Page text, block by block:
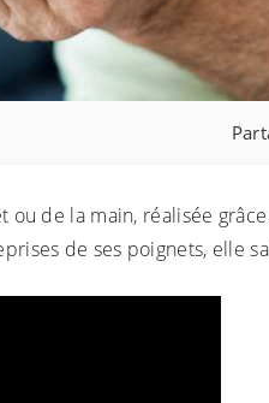
de la main, réalisée
de ses poignets, elle